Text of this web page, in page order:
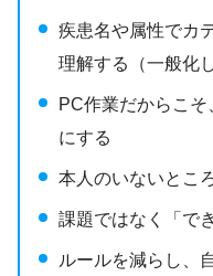
疾患名や属性でカ
理解する（一般化
PC作業だからこ
にする
本人のいないとこ
課題ではなく「で
ルールを減らし、